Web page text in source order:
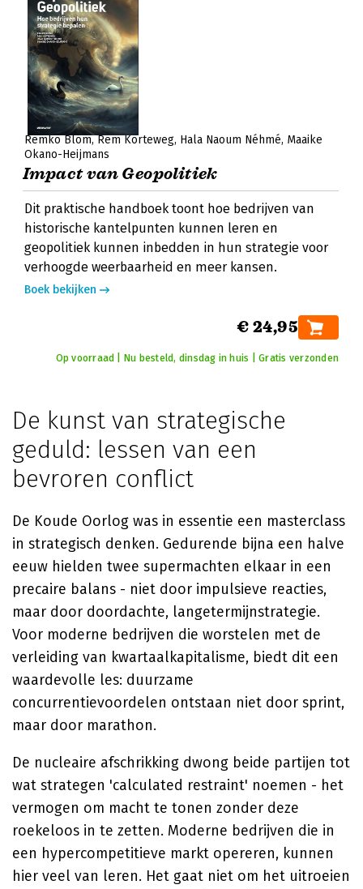
Remko Blom Rem Korteweg Hala Naoum Néhmé Maaike
Okano-Heijmans
Impact van Geopolitiek
Dit praktische handboek toont hoe bedrijven van
historische kantelpunten kunnen leren en
geopolitiek kunnen inbedden in hun strategie voor
verhoogde weerbaarheid en meer kansen.
Boek bekijken
€ 24,95
Op voorraad | Nu besteld, dinsdag in huis | Gratis verzonden
De kunst van strategische
geduld: lessen van een
bevroren conflict
De Koude Oorlog was in essentie een masterclass
in strategisch denken. Gedurende bijna een halve
eeuw hielden twee supermachten elkaar in een
precaire balans - niet door impulsieve reacties,
maar door doordachte, langetermijnstrategie.
Voor moderne bedrijven die worstelen met de
verleiding van kwartaalkapitalisme, biedt dit een
waardevolle les: duurzame
concurrentievoordelen ontstaan niet door sprint,
maar door marathon.
De nucleaire afschrikking dwong beide partijen tot
wat strategen 'calculated restraint' noemen - het
vermogen om macht te tonen zonder deze
roekeloos in te zetten. Moderne bedrijven die in
een hypercompetitieve markt opereren, kunnen
hier veel van leren. Het gaat niet om het uitroeien